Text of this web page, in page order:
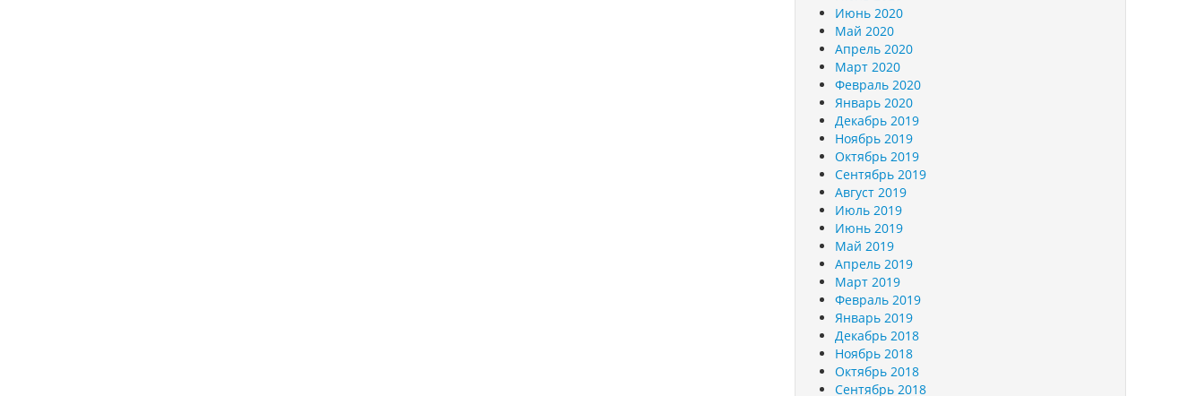
Июнь 2020
Май 2020
Апрель 2020
Март 2020
Февраль 2020
Январь 2020
Декабрь 2019
Ноябрь 2019
Октябрь 2019
Сентябрь 2019
Август 2019
Июль 2019
Июнь 2019
Май 2019
Апрель 2019
Март 2019
Февраль 2019
Январь 2019
Декабрь 2018
Ноябрь 2018
Октябрь 2018
Сентябрь 2018